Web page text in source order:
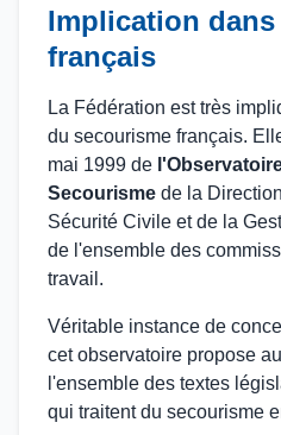
Implication
français
La Fédération est très
du secourisme français.
mai 1999 de
Secourisme de la
Sécurité Civile et de la
de l'ensemble des
travail.
Véritable instance de
cet observatoire propose
l'ensemble des textes
qui traitent du secourisme